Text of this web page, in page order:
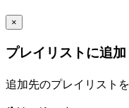
×
プレイリストに追加
追加先のプレイリスト